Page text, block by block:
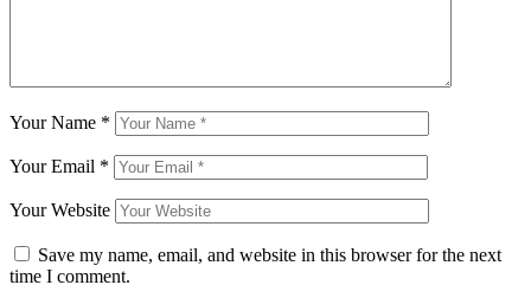
Your Name *
Your Email *
Your Website
Save my name, email, and website in this browser for the next
time I comment.